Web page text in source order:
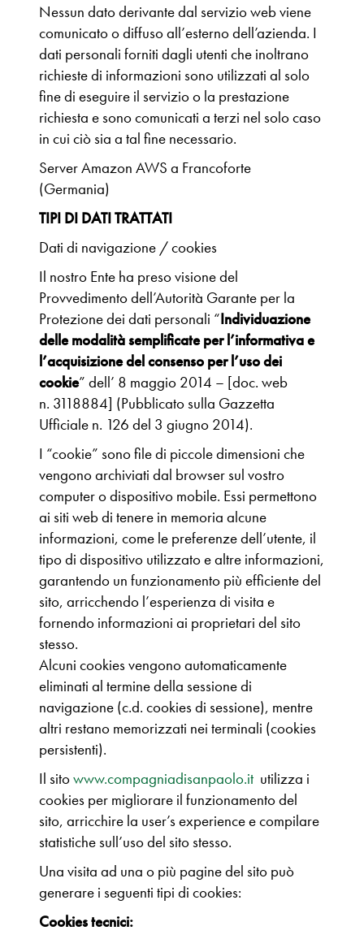
Nessun dato derivante dal servizio web viene
comunicato o diffuso all’esterno dell’azienda. I
dati personali forniti dagli utenti che inoltrano
richieste di informazioni sono utilizzati al solo
fine di eseguire il servizio o la prestazione
richiesta e sono comunicati a terzi nel solo caso
in cui ciò sia a tal fine necessario.
Server Amazon AWS a Francoforte
(Germania)
TIPI DI DATI TRATTATI
Dati di navigazione / cookies
Il nostro Ente ha preso visione del
Provvedimento dell’Autorità Garante per la
Protezione dei dati personali “Individuazione
delle modalità semplificate per l’informativa e
l’acquisizione del consenso per l’uso dei
cookie” dell’ 8 maggio 2014 – [doc. web
n. 3118884] (Pubblicato sulla Gazzetta
Ufficiale n. 126 del 3 giugno 2014).
I “cookie” sono file di piccole dimensioni che
vengono archiviati dal browser sul vostro
computer o dispositivo mobile. Essi permettono
ai siti web di tenere in memoria alcune
informazioni, come le preferenze dell’utente, il
tipo di dispositivo utilizzato e altre informazioni,
garantendo un funzionamento più efficiente del
sito, arricchendo l’esperienza di visita e
fornendo informazioni ai proprietari del sito
stesso.
Alcuni cookies vengono automaticamente
eliminati al termine della sessione di
navigazione (c.d. cookies di sessione), mentre
altri restano memorizzati nei terminali (cookies
persistenti).
Il sitowww.compagniadisanpaolo.it utilizza i
cookies per migliorare il funzionamento del
sito, arricchire la user’s experience e compilare
statistiche sull’uso del sito stesso.
Una visita ad una o più pagine del sito può
generare i seguenti tipi di cookies:
Cookies tecnici: